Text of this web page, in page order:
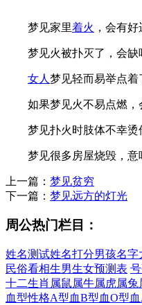
梦见家里着火 ，会有好
梦见火被扑灭了，会缺
女人 梦见轻而易举点着
如果梦见火不易点燃，
梦见扑火时肢体不幸烫
梦见很多房屋烧毁，意
上一篇： 梦见贫穷
下一篇： 梦见远方的灯光
周公热门栏目：
姓名测试姓名打分男孩名字
民俗看相生男生女预测表
十二生肖 属鼠属牛属虎属兔
血型性格A型血B型血O型血